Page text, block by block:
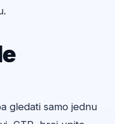
gledati samo jednu